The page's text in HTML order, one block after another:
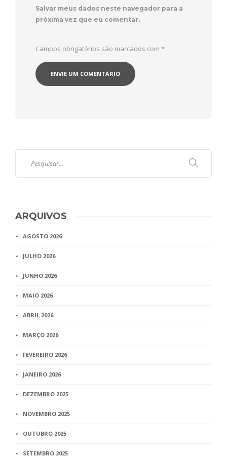
Salvar meus dados neste navegador para a
próxima vez que eu comentar.
Campos obrigatórios são marcados com *
ARQUIVOS
AGOSTO 2026
JULHO 2026
JUNHO 2026
MAIO 2026
ABRIL 2026
MARÇO 2026
FEVEREIRO 2026
JANEIRO 2026
DEZEMBRO 2025
NOVEMBRO 2025
OUTUBRO 2025
SETEMBRO 2025